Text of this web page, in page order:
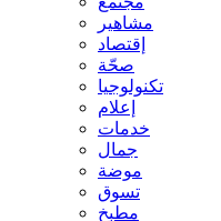
مشاهير
إقتصاد
صحّة
تكنولوجيا
إعلام
خدمات
جمال
موضة
تسوق
مطبخ